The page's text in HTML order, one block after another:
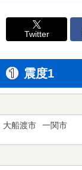
Twitter
震度1
大船渡市 一関市